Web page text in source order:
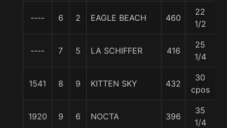
---- 6 2 EAGLE BEACH 460
22
1/2
---- 7 5 LA SCHIFFER 416
25
1/4
1541 8 9 KITTEN SKY 432
30
cpos
1920 9 6 NOCTA 396
35
1/4